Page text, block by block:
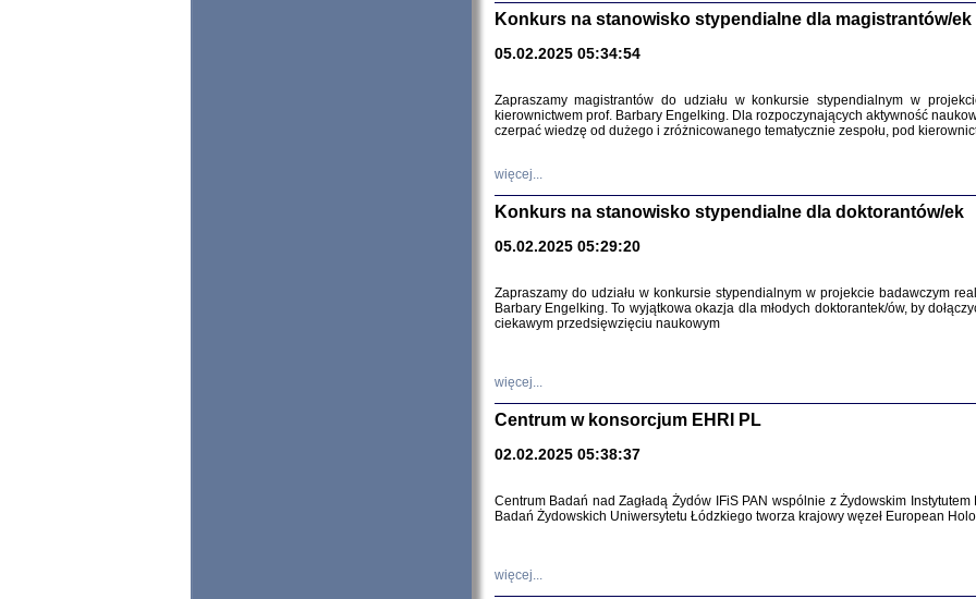
Warszawie
oprac. i
SNY
SZCZĘŚCIE
Losy kobiet
Konkurs na stanowisko stypendialne dla magistrantów/ek
05.02.2025 05:34:54
Zapraszamy magistrantów do udziału w konkursie stypendialnym w
kierownictwem prof. Barbary Engelking. Dla rozpoczynających aktywność
czerpać wiedzę od dużego i zróżnicowanego tematycznie zespołu, pod
więcej...
Konkurs na stanowisko stypendialne dla doktorantów/ek
05.02.2025 05:29:20
Zapraszamy do udziału w konkursie stypendialnym w projekcie badawczym
Barbary Engelking. To wyjątkowa okazja dla młodych doktorantek/ów, by
ciekawym przedsięwzięciu naukowym
więcej...
Centrum w konsorcjum EHRI PL
02.02.2025 05:38:37
Centrum Badań nad Zagładą Żydów IFiS PAN wspólnie z Żydowskim
Badań Żydowskich Uniwersytetu Łódzkiego tworza krajowy węzeł European
więcej...